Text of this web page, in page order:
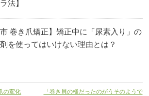
法】
市 巻き爪矯正】矯正中に「尿素入り」の
を使ってはいけない理由とは？
の変化
「巻き貝の様だったのがうそのようで